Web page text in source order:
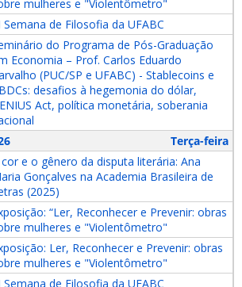
mulheres e "Violentômetro"
Semana de Filosofia da UFABC
do Programa de Pós-Graduação
Economia – Prof. Carlos Eduardo
(PUC/SP e UFABC) - Stablecoins e
desafios à hegemonia do dólar,
Act, política monetária, soberania
Terça-feira
e o gênero da disputa literária: Ana
Gonçalves na Academia Brasileira de
(2025)
“Ler, Reconhecer e Prevenir: obras
mulheres e "Violentômetro"
Ler, Reconhecer e Prevenir: obras
mulheres e "Violentômetro"
Semana de Filosofia da UFABC